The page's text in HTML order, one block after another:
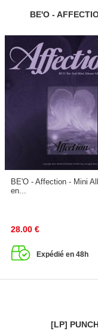
BE'O -
BE'O - Affection - Mini
en...
28.00 €
Expédié en 48h
[LP]